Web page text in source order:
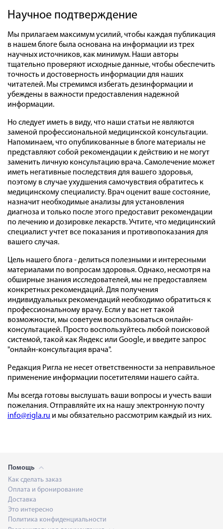
Научное подтверждение
Мы прилагаем максимум усилий, чтобы каждая публикация
в нашем блоге была основана на информации из трех
научных источников, как минимум. Наши авторы
тщательно проверяют исходные данные, чтобы обеспечить
точность и достоверность информации для наших
читателей. Мы стремимся избегать дезинформации и
убеждены в важности предоставления надежной
информации.
Но следует иметь в виду, что наши статьи не являются
заменой профессиональной медицинской консультации.
Напоминаем, что опубликованные в блоге материалы не
представляют собой рекомендации к действию и не могут
заменить личную консультацию врача. Самолечение может
иметь негативные последствия для вашего здоровья,
поэтому в случае ухудшения самочувствия обратитесь к
медицинскому специалисту. Врач оценит ваше состояние,
назначит необходимые анализы для установления
диагноза и только после этого предоставит рекомендации
по лечению и дозировке лекарств. Учтите, что медицинский
специалист учтет все показания и противопоказания для
вашего случая.
Цель нашего блога - делиться полезными и интересными
материалами по вопросам здоровья. Однако, несмотря на
обширные знания исследователей, мы не предоставляем
конкретных рекомендаций. Для получения
индивидуальных рекомендаций необходимо обратиться к
профессиональному врачу. Если у вас нет такой
возможности, мы советуем воспользоваться онлайн-
консультацией. Просто воспользуйтесь любой поисковой
системой, такой как Яндекс или Google, и введите запрос
"онлайн-консультация врача".
Редакция Ригла не несет ответственности за неправильное
применение информации посетителями нашего сайта.
Мы всегда готовы выслушать ваши вопросы и учесть ваши
пожелания. Отправляйте их на нашу электронную почту
info@rigla.ru и мы обязательно рассмотрим каждый из них.
Помощь
Как сделать заказ
Оплата и бронирование
Доставка
Это интересно
Политика конфиденциальности